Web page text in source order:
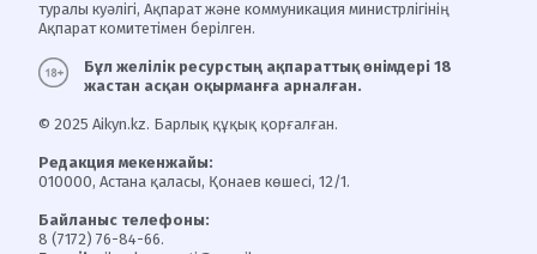
туралы куәлігі, Ақпарат және коммуникация министрлігінің
Ақпарат комитетімен берілген.
Бұл желілік ресурстың ақпараттық өнімдері 18
жастан асқан оқырманға арналған.
© 2025 Aikyn.kz. Барлық құқық қорғалған.
Редакция мекенжайы:
010000, Астана қаласы, Қонаев көшесі, 12/1.
Байланыс телефоны:
8 (7172) 76-84-66.